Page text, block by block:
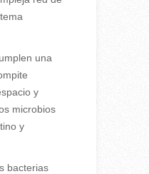
una
y
microbios
y
bacterias